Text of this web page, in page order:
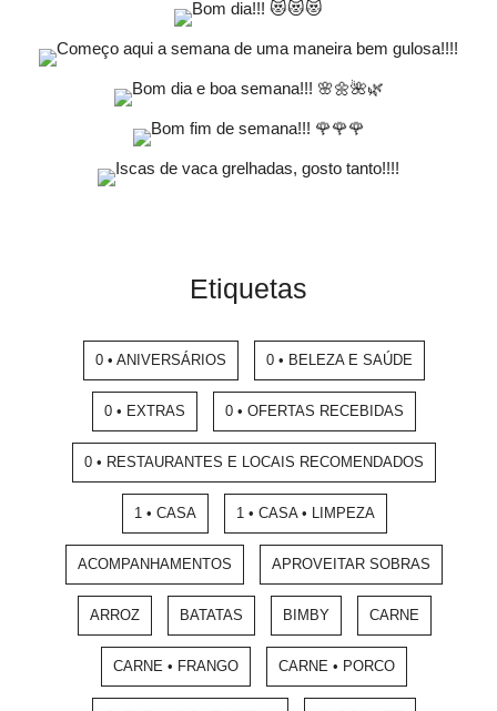
Etiquetas
0 • ANIVERSÁRIOS 0 • BELEZA E SAÚDE
0 • EXTRAS 0 • OFERTAS RECEBIDAS
0 • RESTAURANTES E LOCAIS RECOMENDADOS
1 • CASA 1 • CASA • LIMPEZA
ACOMPANHAMENTOS APROVEITAR SOBRAS
ARROZ BATATAS BIMBY CARNE
CARNE • FRANGO CARNE • PORCO